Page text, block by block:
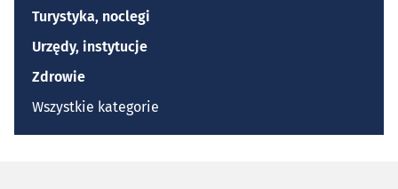
Turystyka, noclegi
Urzędy, instytucje
Zdrowie
Wszystkie kategorie